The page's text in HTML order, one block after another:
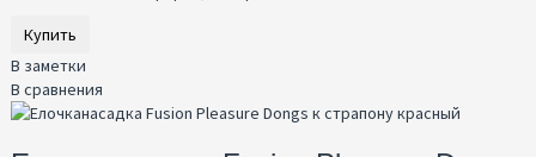
Купить
В заметки
В сравнения